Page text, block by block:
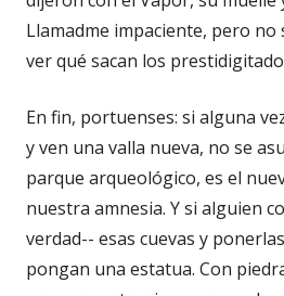
Llamadme impaciente, pero
ver qué sacan los
En fin, portuenses: si alguna
y ven una valla nueva, no se
parque arqueológico, es el
nuestra amnesia. Y si alguien
verdad-- esas cuevas y
pongan una estatua. Con